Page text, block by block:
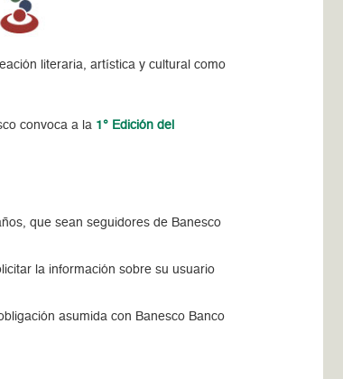
literaria, artística y cultural como
convoca a la 1° Edición del
que sean seguidores de Banesco
la información sobre su usuario
asumida con Banesco Banco